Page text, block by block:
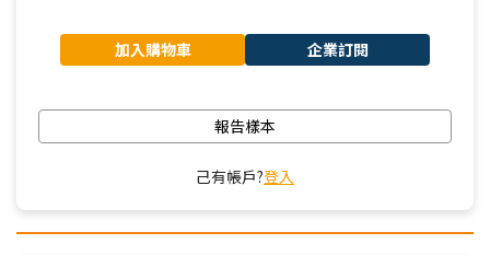
加入購物車 企業訂閱
報告樣本
己有帳戶?登入